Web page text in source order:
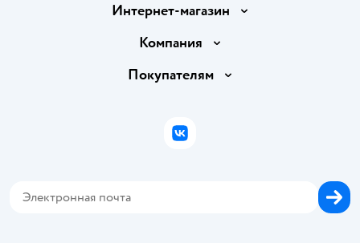
Интернет-магазин
Доставка и оплата
Правила продажи
Политика использования файлов cookie
Компания
Вакансии
Покупателям
Бонусные карты
ВКонтакте